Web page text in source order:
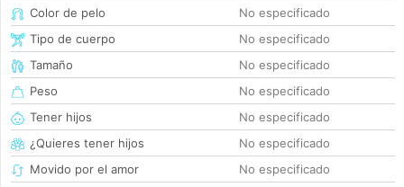
Color de pelo
No especificado
Tipo de cuerpo
No especificado
Tamaño
No especificado
Peso
No especificado
Tener hijos
No especificado
¿Quieres tener hijos
No especificado
Movido por el amor
No especificado